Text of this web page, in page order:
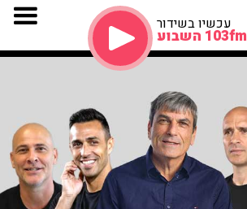
עכשיו בשידור
103fm השבוע